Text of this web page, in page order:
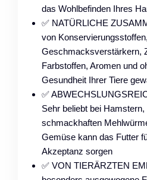
das Wohlbefinden Ihres
✅ NATÜRLICHE
von Konservierungsstoffen,
Geschmacksverstärkern,
Farbstoffen, Aromen und
Gesundheit Ihrer Tiere
✅
Sehr beliebt bei Hamstern,
schmackhaften
Gemüse kann das Futter
Akzeptanz sorgen
✅ VON TIERÄRZTEN